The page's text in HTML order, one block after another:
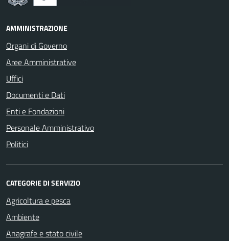
AMMINISTRAZIONE
Organi di Governo
Aree Amministrative
Uffici
Documenti e Dati
Enti e Fondazioni
Personale Amministrativo
Politici
CATEGORIE DI SERVIZIO
Agricoltura e pesca
Ambiente
Anagrafe e stato civile